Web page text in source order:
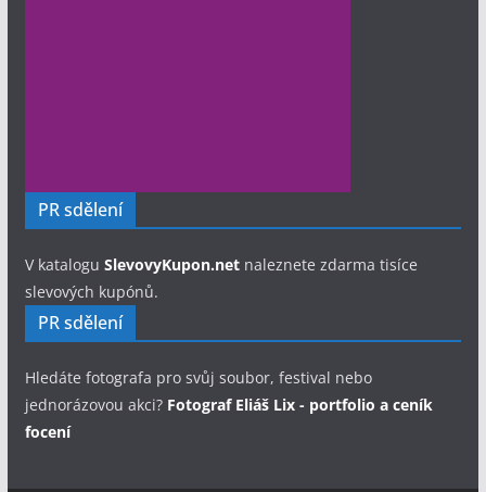
PR sdělení
V katalogu SlevovyKupon.netnaleznete zdarma tisíce
slevových kupónů.
PR sdělení
Hledáte fotografa pro svůj soubor, festival nebo
jednorázovou akci? Fotograf Eliáš Lix - portfolio a ceník
focení